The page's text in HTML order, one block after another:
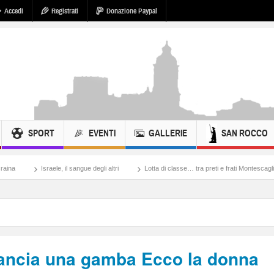
Accedi Registrati Donazione Paypal
SPORT EVENTI GALLERIE SAN ROCCO
il sangue degli altri Lotta di classe… tra preti e frati Montescaglioso
una gamba Ecco la donna